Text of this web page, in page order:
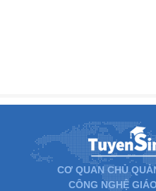
CƠ QUAN CHỦ
CÔNG NGHỆ